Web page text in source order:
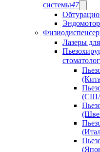
системы47
Лазеры